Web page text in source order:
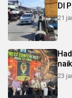
DI
21
23